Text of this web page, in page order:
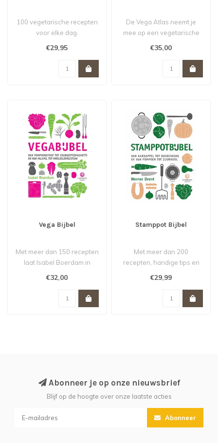
100 vegetarische recepten
voor elke dag.
€29,95
De Vega Atlas neemt je
mee op een vegetarische
wereldreis.
€35,00
Vega Bijbel
Met meer dan 150 recepten
laat Isabel Boerdam in
€32,00
Stamppot Bijbel
Met meer dan 200
recepten, handige tips en
€29,99
Abonneer je op onze nieuwsbrief
Blijf op de hoogte over onze laatste acties
Abonneer